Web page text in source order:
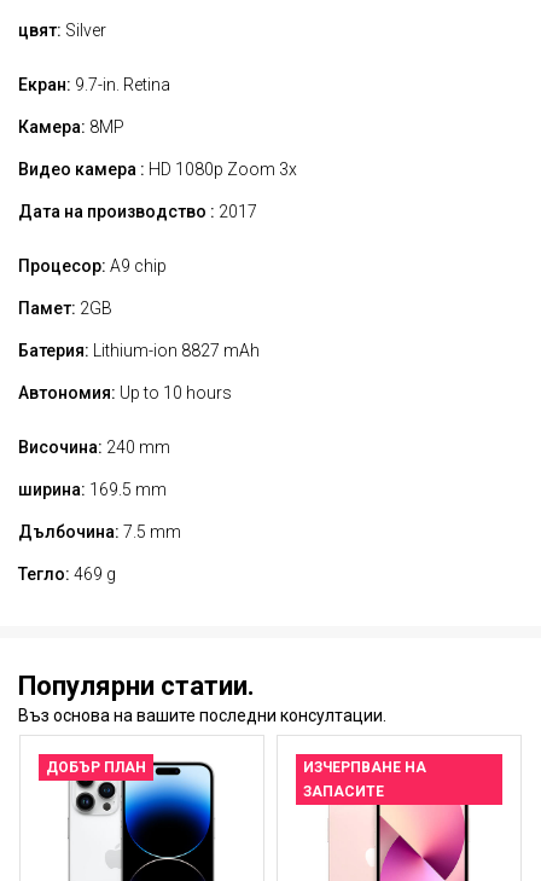
цвят: Silver
Екран: 9.7-in. Retina
Камера: 8MP
Видео камера : HD 1080p Zoom 3x
Дата на производство : 2017
Процесор: A9 chip
Памет: 2GB
Батерия: Lithium-ion 8827 mAh
Автономия: Up to 10 hours
Височина: 240 mm
ширина: 169.5 mm
Дълбочина: 7.5 mm
Тегло: 469 g
Популярни статии.
Въз основа на вашите последни консултации.
ДОБЪР ПЛАН
ИЗЧЕРПВАНЕ НА
ЗАПАСИТЕ